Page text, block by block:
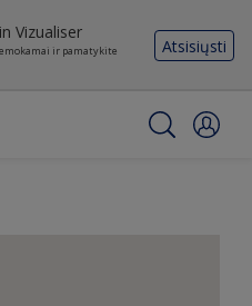
Vizualiser
ir pamatykite
Atsisiųsti